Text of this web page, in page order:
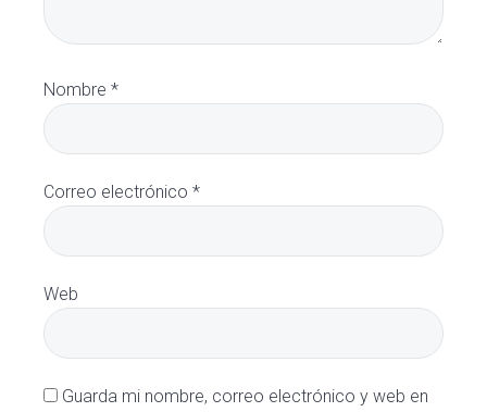
Nombre*
Correo electrónico*
Web
Guarda mi nombre, correo electrónico y web en